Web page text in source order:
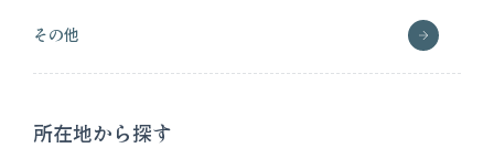
その他
所在地から探す